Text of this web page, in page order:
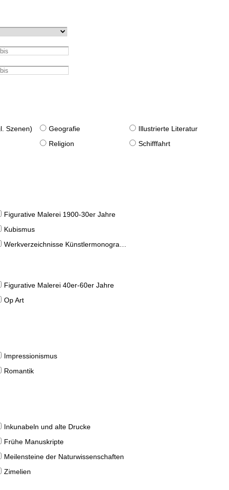
Szenen) Geografie
Illustrierte Literatur
Religion
Schifffahrt
Figurative Malerei 1900-30er Jahre
Kubismus
Werkverzeichnisse Künstlermonographien
Figurative Malerei 40er-60er Jahre
Op Art
Impressionismus
Romantik
Inkunabeln und alte Drucke
Frühe Manuskripte
Meilensteine der Naturwissenschaften
Zimelien